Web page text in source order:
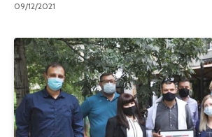
09/12/2021